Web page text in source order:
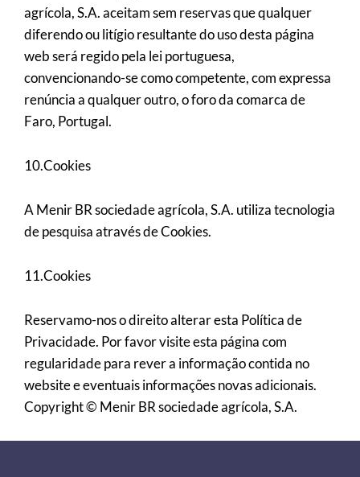
agrícola, S.A. aceitam sem reservas que qualquer
diferendo ou litígio resultante do uso desta página
web será regido pela lei portuguesa,
convencionando-se como competente, com expressa
renúncia a qualquer outro, o foro da comarca de
Faro, Portugal.
10.Cookies
A Menir BR sociedade agrícola, S.A. utiliza tecnologia
de pesquisa através de Cookies.
11.Cookies
Reservamo-nos o direito alterar esta Política de
Privacidade. Por favor visite esta página com
regularidade para rever a informação contida no
website e eventuais informações novas adicionais.
Copyright © Menir BR sociedade agrícola, S.A.